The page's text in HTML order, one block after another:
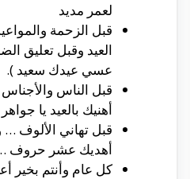
لعمر مديد
قبل الزحمة
العيد وقبل تعليق
عسي عيدك سعيد ).
قبل الناس
أهنيك بالعيد يا
قبل تهاني الألوف
أهديك عشر حروف …
كل عام وأنتم بخير